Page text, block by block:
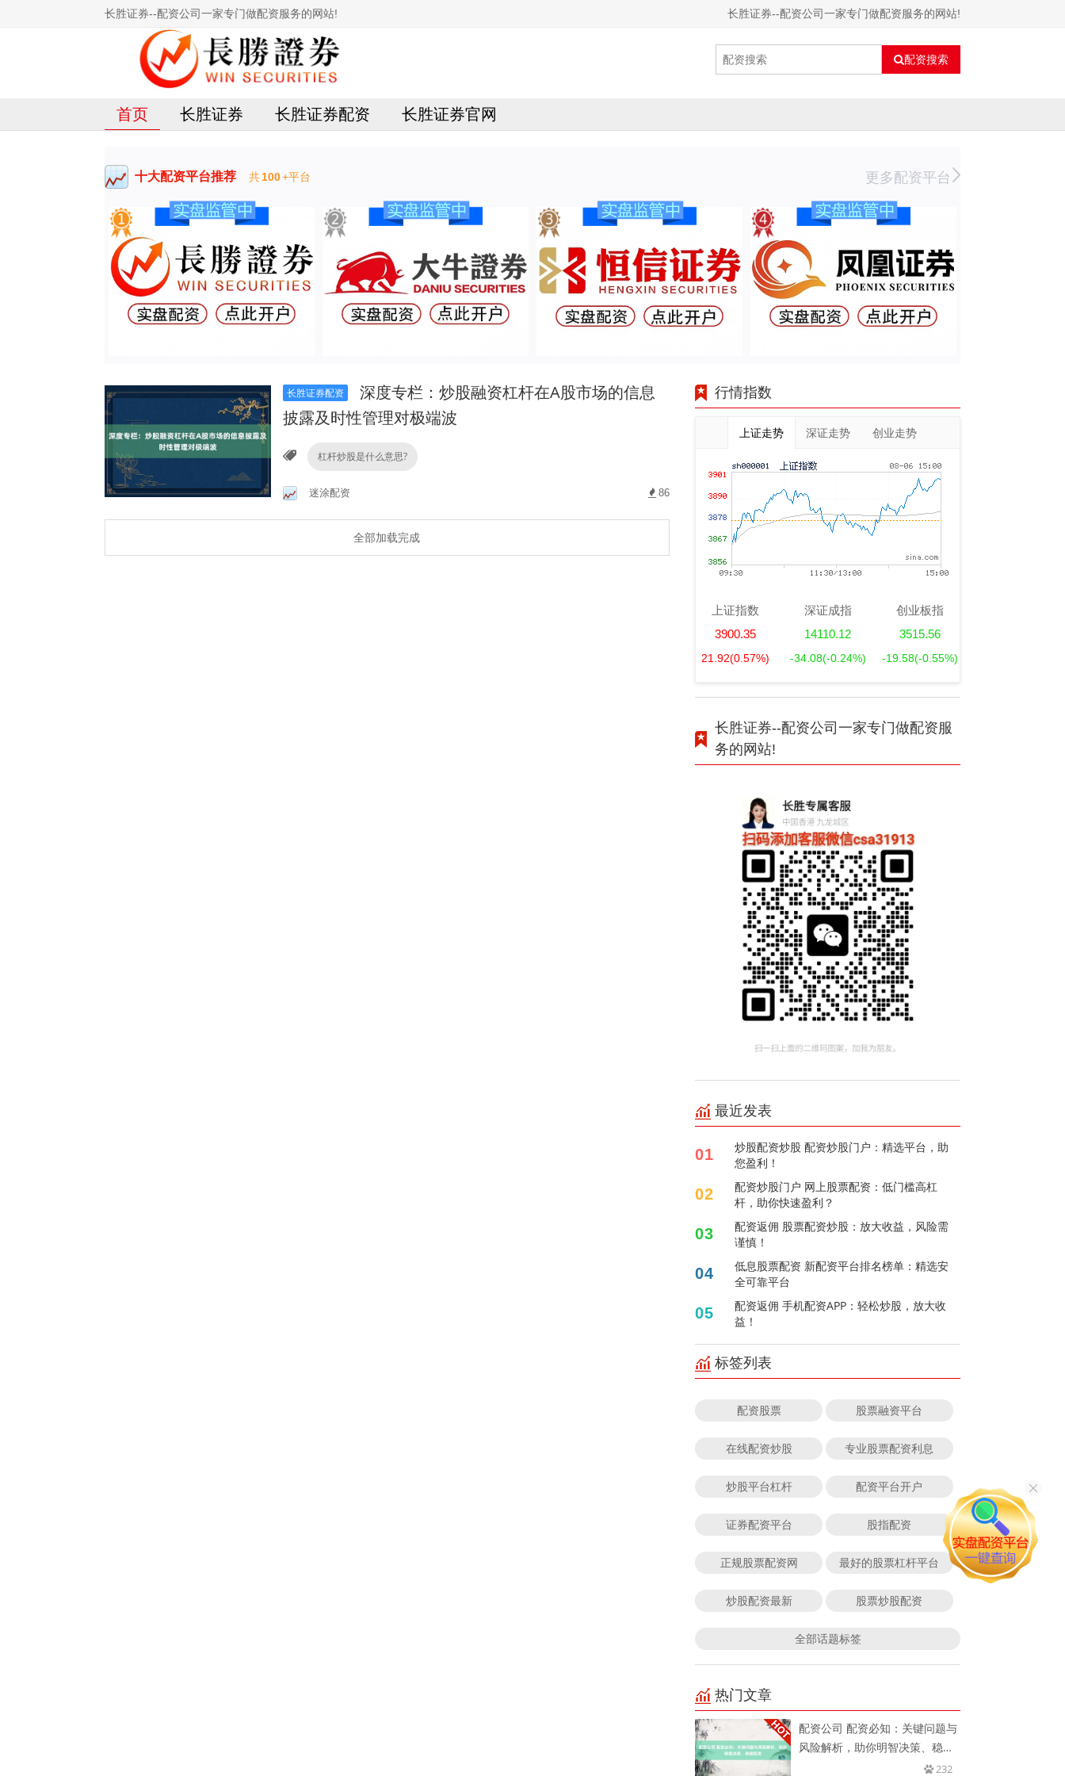
长胜证券--配资公司一家专门做配资服务的网站! 长胜证券--配资公司一家专门做配资服务的网站!
配资搜索
首页 长胜证券 长胜证券配资 长胜证券官网
十大配资平台推荐 共100+平台 更多配资平台
长胜证券配资
深度专栏：炒股融资杠杆在A股市场的信息
披露及时性管理对极端波
杠杆炒股是什么意思?
迷涂配资 86
全部加载完成
行情指数
上证走势 深证走势 创业走势
上证指数
3900.35
21.92(0.57%)
深证成指
14110.12
-34.08(-0.24%)
创业板指
3515.56
-19.58(-0.55%)
长胜证券--配资公司一家专门做配资服
务的网站!
最近发表
01
炒股配资炒股 配资炒股门户：精选平台，助
您盈利！
02
配资炒股门户 网上股票配资：低门槛高杠
杆，助你快速盈利？
03
配资返佣 股票配资炒股：放大收益，风险需
谨慎！
04
低息股票配资 新配资平台排名榜单：精选安
全可靠平台
05
配资返佣 手机配资APP：轻松炒股，放大收
益！
标签列表
配资股票 股票融资平台
在线配资炒股 专业股票配资利息
炒股平台杠杆 配资平台开户
证券配资平台 股指配资
正规股票配资网 最好的股票杠杆平台
炒股配资最新 股票炒股配资
全部话题标签
热门文章
配资公司 配资必知：关键问题与
风险解析，助你明智决策、稳健
232